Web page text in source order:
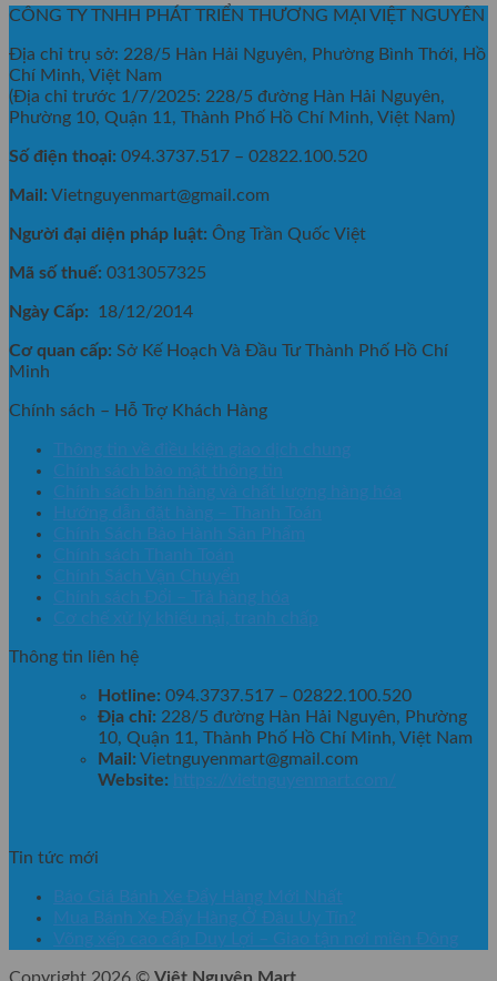
CÔNG TY TNHH PHÁT TRIỂN THƯƠNG MẠI VIỆT NGUYÊN
Địa chỉ trụ sở: 228/5 Hàn Hải Nguyên, Phường Bình Thới, Hồ
Chí Minh, Việt Nam
(Địa chỉ trước 1/7/2025: 228/5 đường Hàn Hải Nguyên,
Phường 10, Quận 11, Thành Phố Hồ Chí Minh, Việt Nam)
Số điện thoại: 094.3737.517 – 02822.100.520
Mail: Vietnguyenmart@gmail.com
Người đại diện pháp luật: Ông Trần Quốc Việt
Mã số thuế: 0313057325
Ngày Cấp: 18/12/2014
Cơ quan cấp: Sở Kế Hoạch Và Đầu Tư Thành Phố Hồ Chí
Minh
Chính sách – Hỗ Trợ Khách Hàng
Thông tin về điều kiện giao dịch chung
Chính sách bảo mật thông tin
Chính sách bán hàng và chất lượng hàng hóa
Hướng dẫn đặt hàng – Thanh Toán
Chính Sách Bảo Hành Sản Phẩm
Chính sách Thanh Toán
Chính Sách Vận Chuyển
Chính sách Đổi – Trả hàng hóa
Cơ chế xử lý khiếu nại, tranh chấp
Thông tin liên hệ
Hotline: 094.3737.517 – 02822.100.520
Địa chỉ: 228/5 đường Hàn Hải Nguyên, Phường
10, Quận 11, Thành Phố Hồ Chí Minh, Việt Nam
Mail: Vietnguyenmart@gmail.com
Website:
https://vietnguyenmart.com/
Tin tức mới
Báo Giá Bánh Xe Đẩy Hàng Mới Nhất
Mua Bánh Xe Đẩy Hàng Ở Đâu Uy Tín?
Võng xếp cao cấp Duy Lợi – Giao tận nơi miền Đông